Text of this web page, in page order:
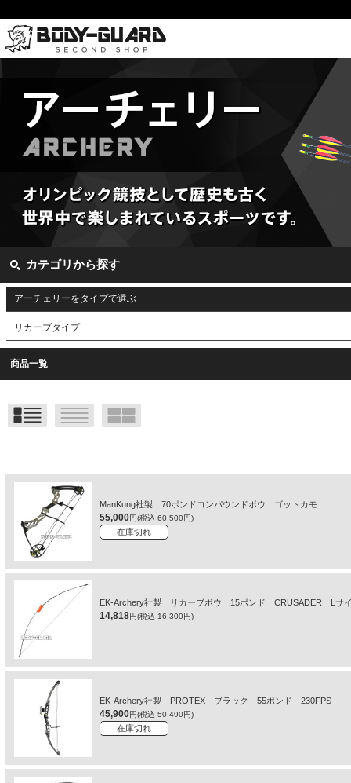
カテゴリから探す
アーチェリーをタイプで選ぶ
リカーブタイプ
商品一覧
ManKung社製 70ポンドコンパウンドボウ ゴットカモ
55,000円(税込 60,500円)
在庫切れ
EK-Archery社製 リカーブボウ 15ポンド CRUSADER Lサイ
14,818円(税込 16,300円)
EK-Archery社製 PROTEX ブラック 55ポンド 230FPS
45,900円(税込 50,490円)
在庫切れ